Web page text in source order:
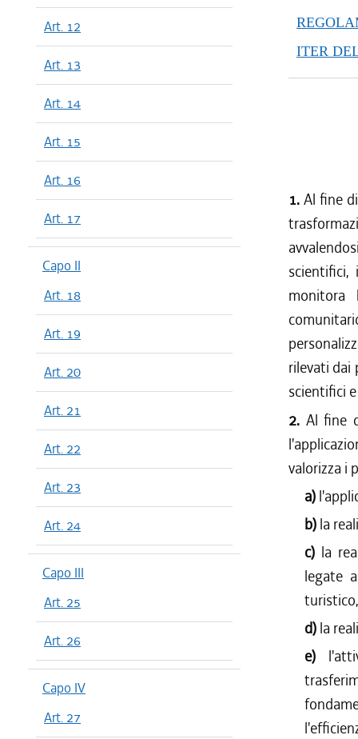
Art. 12
Art. 13
Art. 14
Art. 15
Art. 16
Art. 17
Capo II
Art. 18
Art. 19
Art. 20
Art. 21
Art. 22
Art. 23
Art. 24
Capo III
Art. 25
Art. 26
Capo IV
Art. 27
ITER
1.Al fine
scientifici,
monitora
rilevati dai
scientifici
2. Al fine
valorizza i
a)
b) la
c) la
legate
d) la
e)